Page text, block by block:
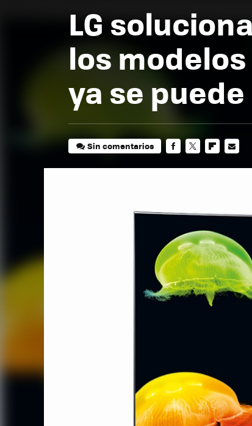
LG
los modelos
ya se
Sin comentarios